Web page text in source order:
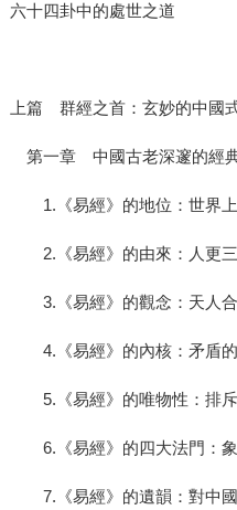
六十四卦中的處世之道
上篇 群經之首：玄妙的中國
第一章 中國古老深邃的經
1.《易經》的地位：世界上
2.《易經》的由來：人更三
3.《易經》的觀念：天人
4.《易經》的內核：矛盾的
5.《易經》的唯物性：排
6.《易經》的四大法門：象
7.《易經》的遺韻：對中國